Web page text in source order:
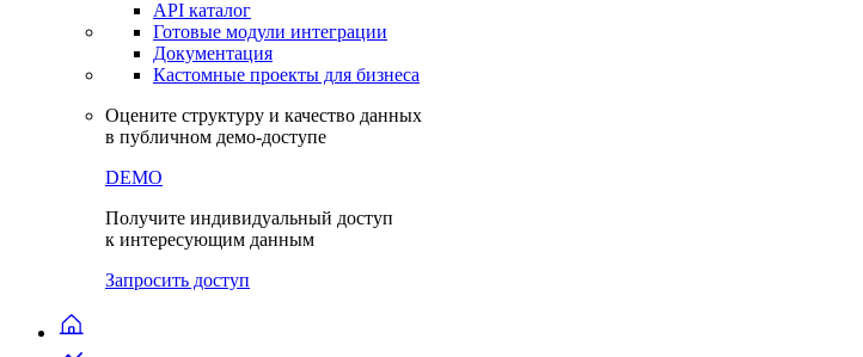
Получить доступ
API & Data Feed
API and Data Feed
API каталог
Документация
Кастомные проекты для бизнеса
Оцените структуру и качество данных
в публичном демо-доступе
DEMO
Получите индивидуальный доступ